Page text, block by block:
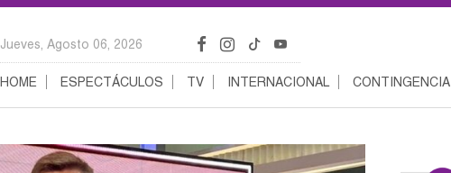
Jueves, Agosto 06, 2026
HOME ESPECTÁCULOS TV INTERNACIONAL CONTINGENCIA